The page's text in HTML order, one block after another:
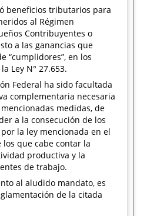
beneficios tributarios para
al Régimen
Contribuyentes o
a las ganancias que
“cumplidores”, en los
Ley N° 27.653.
Federal ha sido facultada
complementaria necesaria
medidas, de
a la consecución de los
la ley mencionada en el
que cabe contar la
productiva y la
de trabajo.
al aludido mandato, es
de la citada